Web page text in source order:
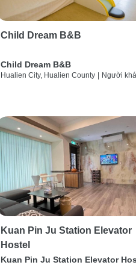
Child Dream B&B
Child Dream B&B
Hualien City, Hualien County | Người
Kuan Pin Ju Station Elevator
Hostel
Kuan Pin Ju Station Elevator